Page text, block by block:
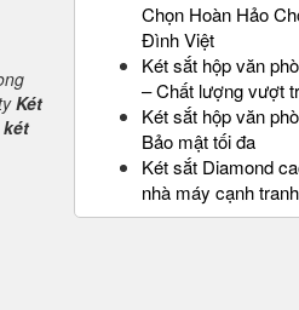
Két
két
Chọn Hoàn Hảo
Đình Việt
Két sắt hộp văn
– Chất lượng vượt
Két sắt hộp văn
Bảo mật tối đa
Két sắt Diamond
nhà máy cạnh tranh